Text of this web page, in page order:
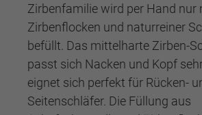
Zirbenfamilie wird per Hand nur
Zirbenflocken und naturreiner
befüllt. Das mittelharte Zirben-
passt sich Nacken und Kopf
eignet sich perfekt für Rücken-
Seitenschläfer. Die Füllung aus